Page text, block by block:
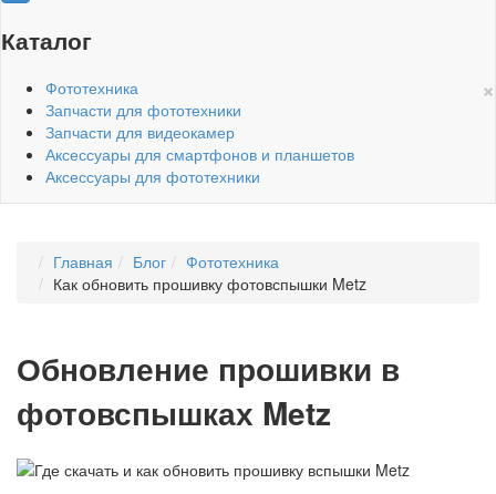
Каталог
×
Фототехника
Запчасти для фототехники
Запчасти для видеокамер
Аксессуары для смартфонов и планшетов
Аксессуары для фототехники
Главная Блог
Фототехника
Как обновить прошивку фотовспышки Metz
Обновление прошивки в
фотовспышках Metz